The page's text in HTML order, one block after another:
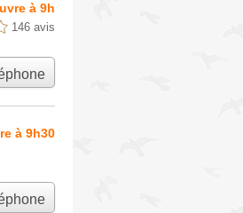
à 9h
146 avis
à 9h30